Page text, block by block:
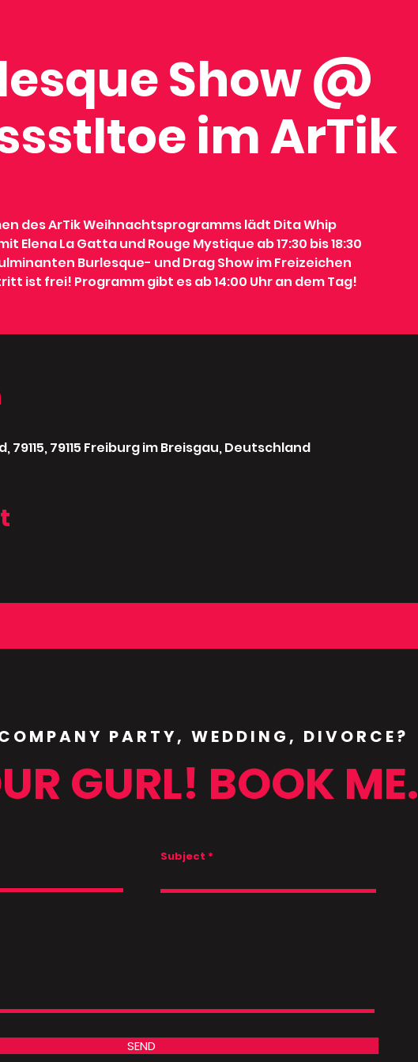
Show @
im ArTik
des ArTik Weihnachtsprogramms lädt Dita Whip
Elena La Gatta und Rouge Mystique ab 17:30 bis 18:30
Burlesque- und Drag Show im Freizeichen
ist frei! Programm gibt es ab 14:00 Uhr an dem Tag!
79115 Freiburg im Breisgau, Deutschland
PARTY, WEDDING, DIVORCE?
GURL! BOOK ME.
Subject
SEND